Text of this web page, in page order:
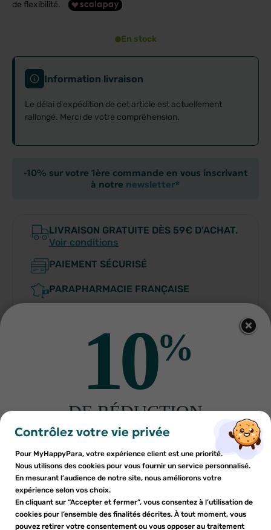
de flexibilité.
En stock
Information livraison
Le délai d'expédition de cet article est actuellement
rallongé. Merci de votre compréhension.
-10% sur votre 1ère commande en vous inscrivant
à notre newsletter*
LIVRAISON GRATUITE DÈS 59€ D’ACHAT.
Voir conditions
PAIEMENT SÉCURISÉ
PARAPHARMACIE FRANÇAISE
Indications
Conditions d'utilisation
Composition
Fabriquant
Ajouter à ma liste d'envies ×
add_circle_outline
Créer une nouvelle liste
×
Nom de la liste d'envies
Annuler
×
Vous devez être connecté pour ajouter des produits à votre
liste d'envies.
Annuler
Contrôlez votre vie privée
Pour MyHappyPara, votre expérience client est une priorité.
Nous utilisons des cookies pour vous fournir un service personnalisé.
En mesurant l’audience de notre site, nous améliorons votre
expérience selon vos choix.
En cliquant sur “Accepter et fermer”, vous consentez à l’utilisation de
cookies pour l’ensemble des finalités décrites. À tout moment, vous
pouvez retirer votre consentement ou vous opposer au traitement
10%
DE RÉDUCTION
sur votre première commande
Inscrivez-vous à notre newsletter et profitez
d'une réduction sur votre première commande*